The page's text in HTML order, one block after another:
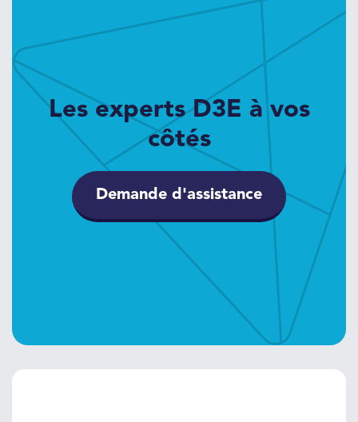
Les experts D3E à vos
côtés
Demande d'assistance